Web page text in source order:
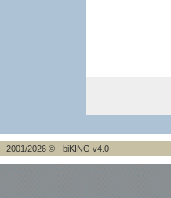
- 2001/2026 © - biKING v4.0